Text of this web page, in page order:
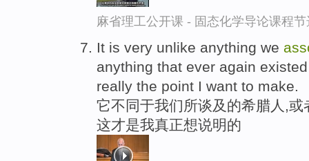
麻省理工公开课 - 固态化学导论课程节
It is very unlike anything we
anything that ever again
really the point I want to make.
它不同于我们所谈及的希腊人,
这才是我真正想说明的